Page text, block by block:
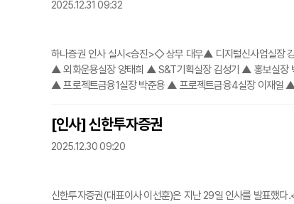
2025.12.31 09:32
하나증권 인사 실시<승진>◇ 상무 대우▲ 디지털신사업실장
▲ 외화운용실장 양태희 ▲ S&T기획실장 김성기 ▲ 홍보실
▲ 프로젝트금융1실장 박준용 ▲ 프로젝트금융4실장 이재
지선 ▲ 부산금융센터 부센터장
[인사] 신한투자증권
2025.12.30 09:20
신한투자증권(대표이사 이선훈)은 지난 29일 인사를 발표